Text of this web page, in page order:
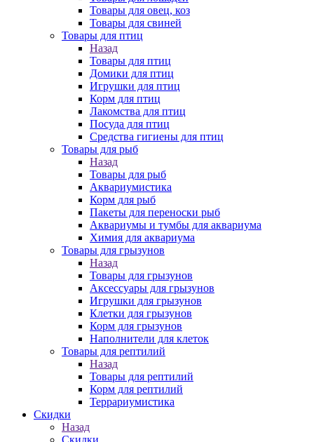
Товары для овец, коз
Товары для свиней
Товары для птиц
Назад
Товары для птиц
Домики для птиц
Игрушки для птиц
Корм для птиц
Лакомства для птиц
Посуда для птиц
Средства гигиены для птиц
Товары для рыб
Назад
Товары для рыб
Аквариумистика
Корм для рыб
Пакеты для переноски рыб
Аквариумы и тумбы для аквариума
Химия для аквариума
Товары для грызунов
Назад
Товары для грызунов
Аксессуары для грызунов
Игрушки для грызунов
Клетки для грызунов
Корм для грызунов
Наполнители для клеток
Товары для рептилий
Назад
Товары для рептилий
Корм для рептилий
Террариумистика
Скидки
Назад
Скидки